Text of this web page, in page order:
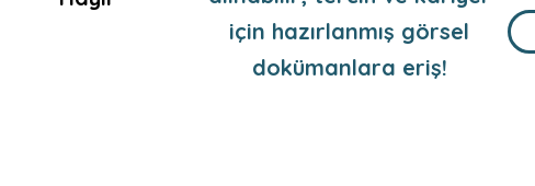
için hazırlanmış görsel
dokümanlara eriş!